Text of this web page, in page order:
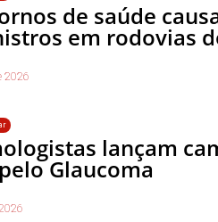
de saúde
em rodovias
2026
lançam
Glaucoma